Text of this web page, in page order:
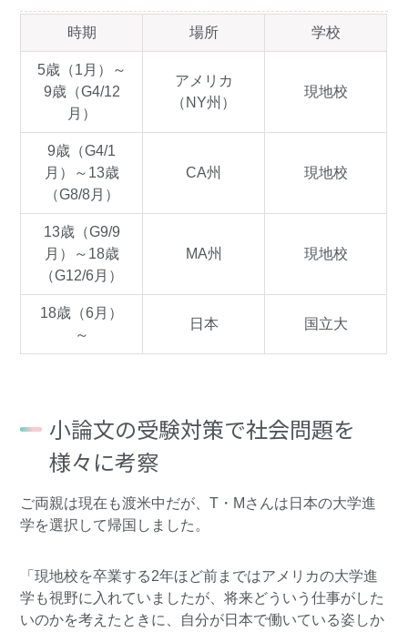
時期 場所 学校
5歳（1月）～
9歳（G4/12
月）
アメリカ
（NY州）
現地校
9歳（G4/1
月）～13歳
（G8/8月）
CA州 現地校
13歳（G9/9
月）～18歳
（G12/6月）
MA州 現地校
18歳（6月）
～
日本 国立大
小論文の受験対策で社会問題を
様々に考察
ご両親は現在も渡米中だが、T・Mさんは日本の大学進
学を選択して帰国しました。
「現地校を卒業する2年ほど前まではアメリカの大学進
学も視野に入れていましたが、将来どういう仕事がした
いのかを考えたときに、自分が日本で働いている姿しか